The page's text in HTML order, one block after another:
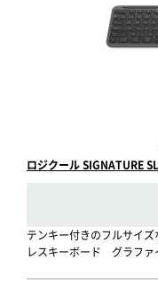
ロジクール SIGNATURE
テンキー付きのフルサイ
レスキーボード グラファ